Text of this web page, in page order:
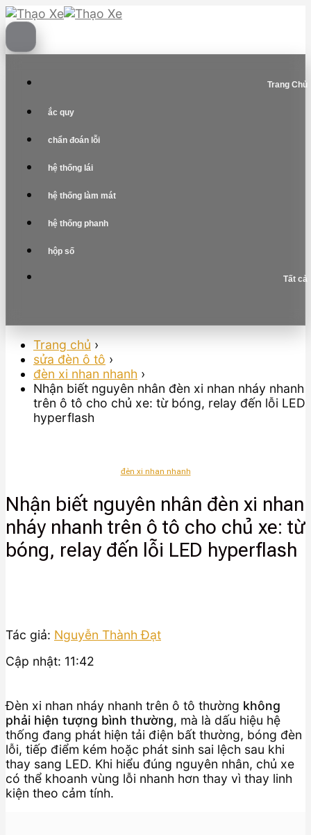
Skip
to
content
Trang Chủ
ắc quy
chẩn đoán lỗi
hệ thống lái
hệ thống làm mát
hệ thống phanh
hộp số
Tất cả
Trang chủ ›
sửa đèn ô tô ›
đèn xi nhan nhanh ›
Nhận biết nguyên nhân đèn xi nhan nháy nhanh
trên ô tô cho chủ xe: từ bóng, relay đến lỗi LED
hyperflash
đèn xi nhan nhanh
Nhận biết nguyên nhân đèn xi nhan
nháy nhanh trên ô tô cho chủ xe: từ
bóng, relay đến lỗi LED hyperflash
Tác giả: Nguyễn Thành Đạt
Cập nhật: 11:42
Đèn xi nhan nháy nhanh trên ô tô thường không
phải hiện tượng bình thường, mà là dấu hiệu hệ
thống đang phát hiện tải điện bất thường, bóng đèn
lỗi, tiếp điểm kém hoặc phát sinh sai lệch sau khi
thay sang LED. Khi hiểu đúng nguyên nhân, chủ xe
có thể khoanh vùng lỗi nhanh hơn thay vì thay linh
kiện theo cảm tính.